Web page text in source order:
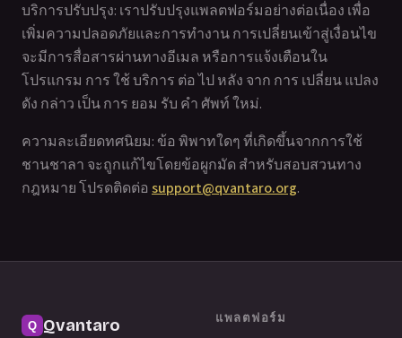
บริการปรับปรุง: เราปรับปรุงแพลตฟอร์มอย่างต่อเนื่อง เพื่อ
เพิ่มความปลอดภัยและการทํางาน การเปลี่ยนเข้าสู่เงื่อนไข
จะมีการสื่อสารผ่านทางอีเมล หรือการแจ้งเตือนใน
โปรแกรม การ ใช้ บริการ ต่อ ไป หลัง จาก การ เปลี่ยน แปลง
ดัง กล่าว เป็น การ ยอม รับ คํา ศัพท์ ใหม่.
ความละเอียดทศนิยม: ข้อ พิพาทใดๆ ที่เกิดขึ้นจากการใช้
ชานชาลา จะถูกแก้ไขโดยข้อผูกมัด สําหรับสอบสวนทาง
กฎหมาย โปรดติดต่อsupport@qvantaro.org.
Qvantaro แพลตฟอร์ม